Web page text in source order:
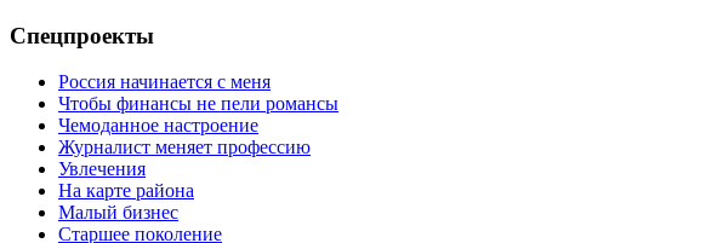
Спецпроекты
Россия начинается с меня
Чтобы финансы не пели романсы
Чемоданное настроение
Журналист меняет профессию
Увлечения
На карте района
Малый бизнес
Старшее поколение